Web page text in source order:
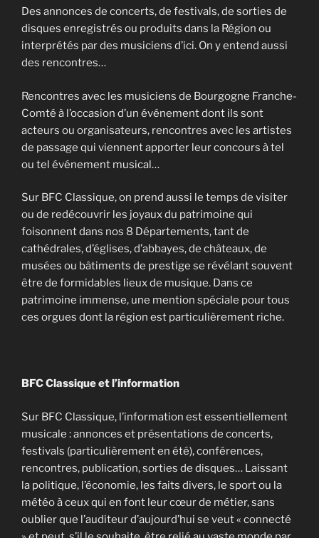
Des annonces de concerts, de festivals, de sorties de
disques enregistrés ou produits dans la Région ou
interprétés par des musiciens d’ici. On y entend aussi
des rencontres…
Rencontres avec les musiciens de Bourgogne Franche-
Comté à l’occasion d’un événement dont ils sont
acteurs ou organisateurs, rencontres avec les artistes
de passage qui viennent apporter leur concours à tel
ou tel événement musical…
Sur BFC Classique, on prend aussi le temps de visiter
ou de redécouvrir les joyaux du patrimoine qui
foisonnent dans nos 8 Départements, tant de
cathédrales, d’églises, d’abbayes, de châteaux, de
musées ou bâtiments de prestige se révélant souvent
être de formidables lieux de musique. Dans ce
patrimoine immense, une mention spéciale pour tous
ces orgues dont la région est particulièrement riche.
BFC Classique et l’information
Sur BFC Classique, l’information est essentiellement
musicale : annonces et présentations de concerts,
festivals (particulièrement en été), conférences,
rencontres, publication, sorties de disques… Laissant
la politique, l’économie, les faits divers, le sport ou la
météo à ceux qui en font leur cœur de métier, sans
oublier que l’auditeur d’aujourd’hui se veut « connecté